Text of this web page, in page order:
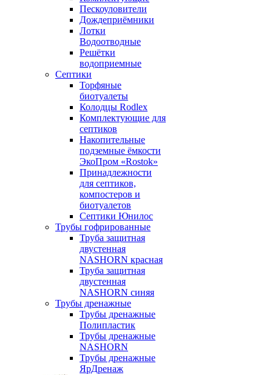
Пескоуловители
Дождеприёмники
Лотки
Водоотводные
Решётки
водоприемные
Септики
Торфяные
биотуалеты
Колодцы Rodlex
Комплектующие для
септиков
Накопительные
подземные ёмкости
ЭкоПром «Rostok»
Принадлежности
для септиков,
компостеров и
биотуалетов
Септики Юнилос
Трубы гофрированные
Труба защитная
двустенная
NASHORN красная
Труба защитная
двустенная
NASHORN синяя
Трубы дренажные
Трубы дренажные
Полипластик
Трубы дренажные
NASHORN
Трубы дренажные
ЯрДренаж